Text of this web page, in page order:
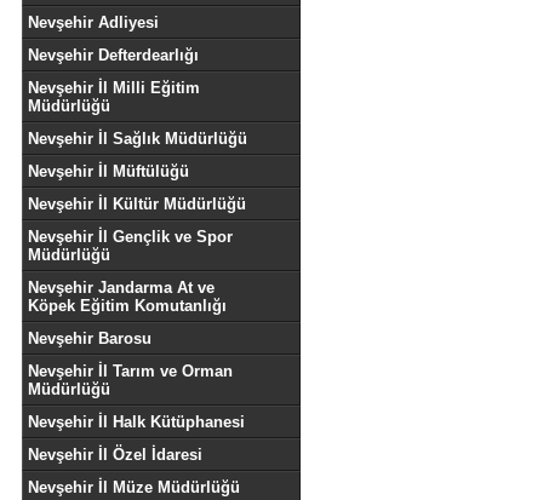
Nevşehir Adliyesi
Nevşehir Defterdearlığı
Nevşehir İl Milli Eğitim
Müdürlüğü
Nevşehir İl Sağlık Müdürlüğü
Nevşehir İl Müftülüğü
Nevşehir İl Kültür Müdürlüğü
Nevşehir İl Gençlik ve Spor
Müdürlüğü
Nevşehir Jandarma At ve
Köpek Eğitim Komutanlığı
Nevşehir Barosu
Nevşehir İl Tarım ve Orman
Müdürlüğü
Nevşehir İl Halk Kütüphanesi
Nevşehir İl Özel İdaresi
Nevşehir İl Müze Müdürlüğü